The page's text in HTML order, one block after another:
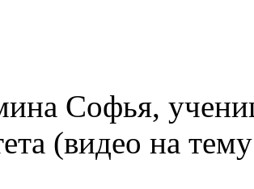
Софья,
(видео на